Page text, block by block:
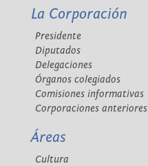
La Corporación
Presidente
Diputados
Delegaciones
Órganos colegiados
Comisiones informativas
Corporaciones anteriores
Áreas
Cultura